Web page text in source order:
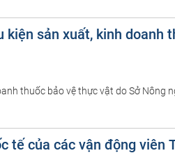
sản xuất, kinh doanh
thuốc bảo vệ thực vật do Sở Nông
tế của các vận động viên